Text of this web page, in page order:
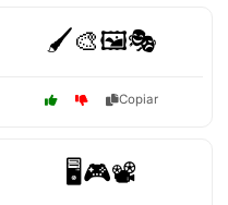
🖌️🎨🖼️🎭
Copiar
🖥️🎮📽️